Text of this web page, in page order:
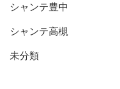
シャンテ豊中
シャンテ高槻
未分類